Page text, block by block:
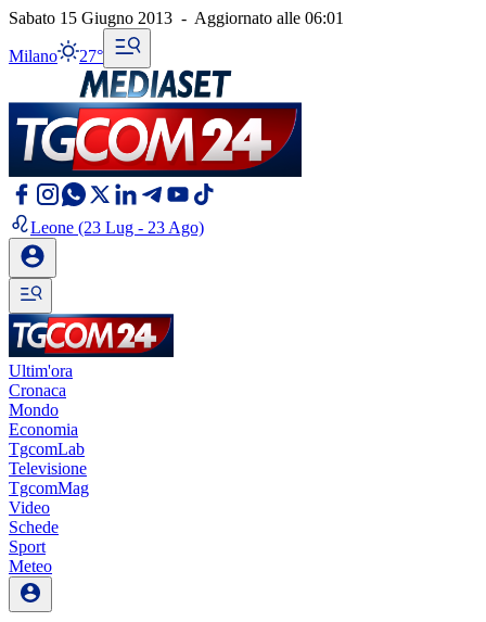
Sabato 15 Giugno 2013 - Aggiornato alle 06:01
Milano 27°
Leone (23 Lug - 23 Ago)
Ultim'ora
Cronaca
Mondo
Economia
TgcomLab
Televisione
TgcomMag
Video
Schede
Sport
Meteo